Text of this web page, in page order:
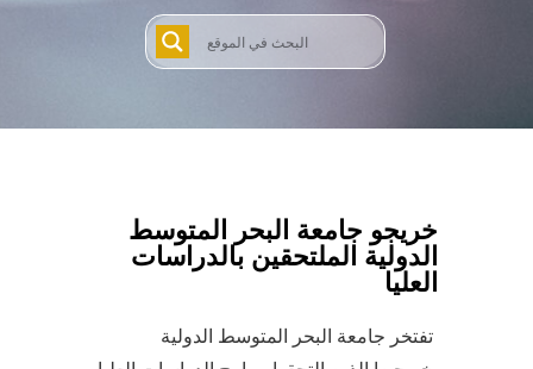
خريجو جامعة البحر المتوسط
الدولية الملتحقين بالدراسات
العليا
تفتخر جامعة البحر المتوسط الدولية